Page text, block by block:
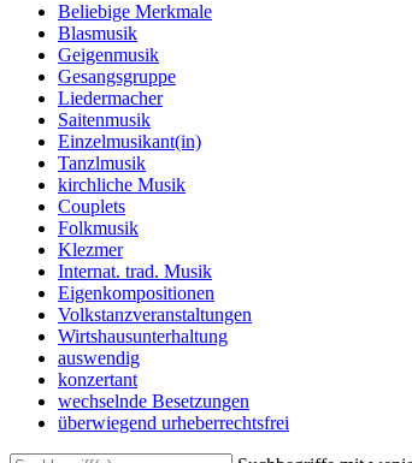
Beliebige Merkmale
Blasmusik
Geigenmusik
Gesangsgruppe
Liedermacher
Saitenmusik
Einzelmusikant(in)
Tanzlmusik
kirchliche Musik
Couplets
Folkmusik
Klezmer
Internat. trad. Musik
Eigenkompositionen
Volkstanzveranstaltungen
Wirtshausunterhaltung
auswendig
konzertant
wechselnde Besetzungen
überwiegend urheberrechtsfrei